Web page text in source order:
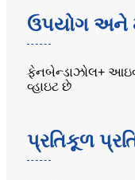
ઉપયોગ અને
ફેનબેન્ડાઝોલ+
વ્હાઇટ છે
પ્રતિકૂળ